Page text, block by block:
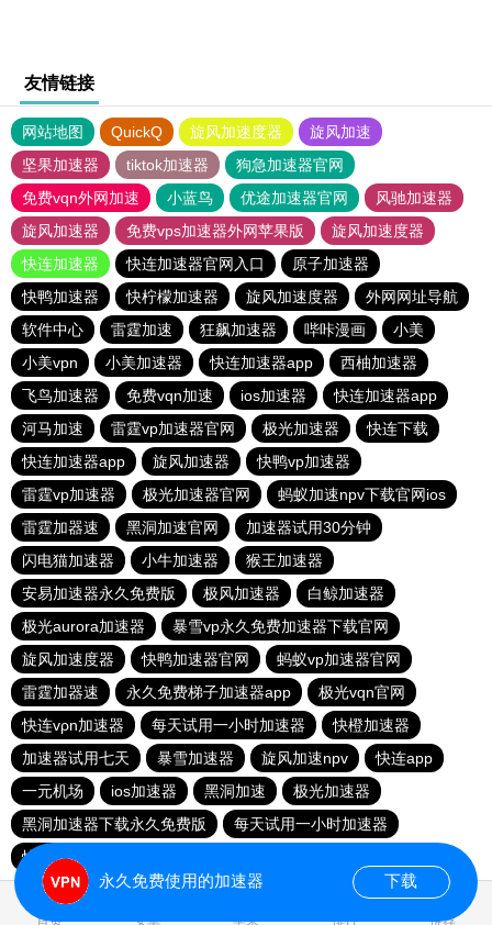
友情链接
网站地图 QuickQ 旋风加速度器
旋风加速
坚果加速器
tiktok加速器
狗急加速器官网
免费vqn外网加速
小蓝鸟 优途加速器官网
风驰加速器
旋风加速器
免费vps加速器外网苹果版
旋风加速度器
快连加速器
快连加速器官网入口
原子加速器
快鸭加速器
快柠檬加速器 旋风加速度器
外网网址导航
软件中心
雷霆加速 狂飙加速器 哔咔漫画
小美
小美vpn
小美加速器 快连加速器app
西柚加速器
飞鸟加速器
免费vqn加速 ios加速器
快连加速器app
河马加速
雷霆vp加速器官网 极光加速器
快连下载
快连加速器app
旋风加速器
快鸭vp加速器
雷霆vp加速器
极光加速器官网
蚂蚁加速npv下载官网ios
雷霆加器速
黑洞加速官网
加速器试用30分钟
闪电猫加速器
小牛加速器
猴王加速器
安易加速器永久免费版
极风加速器
白鲸加速器
极光aurora加速器
暴雪vp永久免费加速器下载官网
旋风加速度器
快鸭加速器官网
蚂蚁vp加速器官网
雷霆加器速
永久免费梯子加速器app
极光vqn官网
快连vρn加速器
每天试用一小时加速器
快橙加速器
加速器试用七天
暴雪加速器 旋风加速npv
快连app
一元机场
ios加速器 黑洞加速
极光加速器
黑洞加速器下载永久免费版
每天试用一小时加速器
快鸭加速器app
首页 安卓 苹果 排行 推荐
永久免费使用的加速器 下载
0.029080s